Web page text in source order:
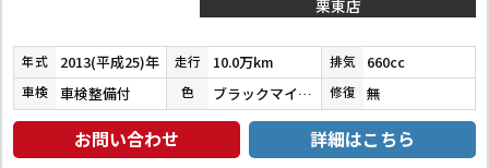
栗東店
年式 2013(平成25)年 走行 10.0万km 排気 660cc
車検 車検整備付 色 ブラックマイカメタリック 修復 無
お問い合わせ 詳細はこちら